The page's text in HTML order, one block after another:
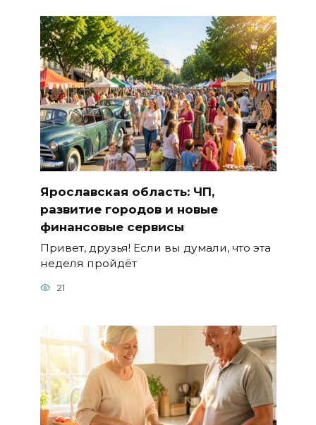
Ярославская область: ЧП,
развитие городов и новые
финансовые сервисы
Привет, друзья! Если вы думали, что эта
неделя пройдёт
21